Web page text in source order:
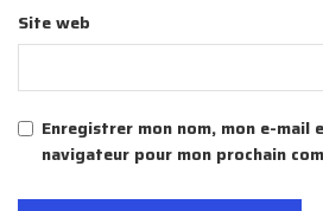
Site web
Enregistrer mon nom, mon e-mail
navigateur pour mon prochain